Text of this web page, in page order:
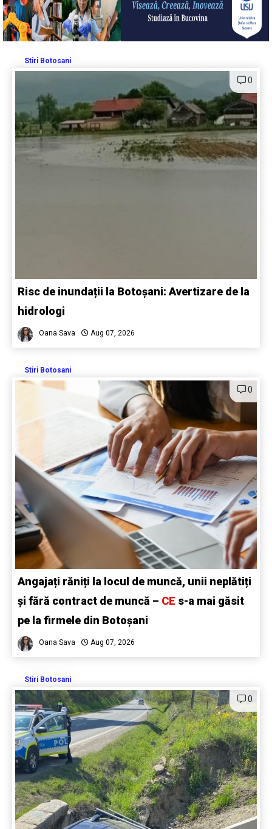
Stiri Botosani
0
Risc de inundații la Botoșani: Avertizare de la
hidrologi
Oana Sava Aug 07, 2026
Stiri Botosani
0
Angajați răniți la locul de muncă, unii neplătiți
și fără contract de muncă – CE s-a mai găsit
pe la firmele din Botoșani
Oana Sava Aug 07, 2026
Stiri Botosani
0